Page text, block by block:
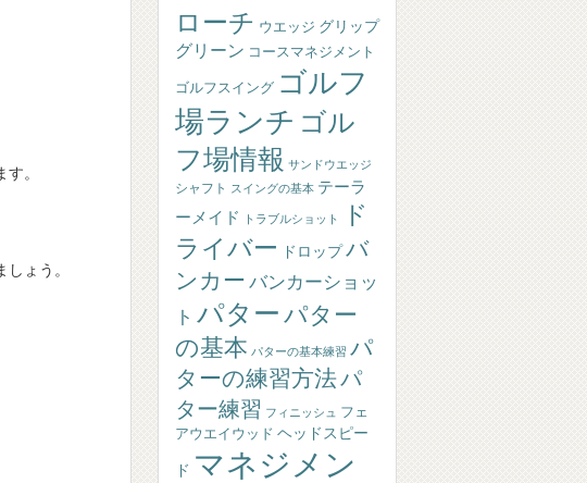
。
ょう。
ローチ ウエッジ グリップ
グリーン コースマネジメント
ゴルフスイング ゴルフ
場ランチ ゴル
フ場情報 サンドウエッジ
シャフト スイングの基本 テーラ
ーメイド
トラブルショット
ド
ライバー
ドロップバ
ンカー バンカーショッ
ト パター パター
の基本 パターの基本練習 パ
ターの練習方法パ
ター練習 フィニッシュ フェ
アウエイウッド ヘッドスピー
ド マネジメン